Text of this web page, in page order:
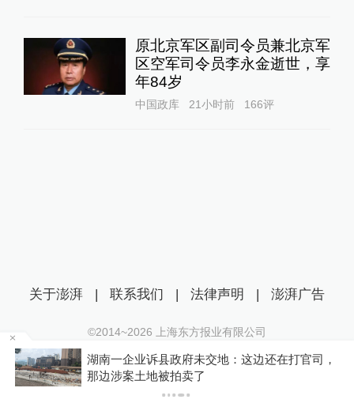
原北京军区副司令员兼北京军
区空军司令员李永金逝世，享
年84岁
中国政库 21小时前 166评
湖南一企业诉县政府未交地：这边还在打官司，
那边涉案土地被拍卖了
关于澎湃 | 联系我们 | 法律声明 | 澎湃广告
©2014~2026 上海东方报业有限公司
沪ICP证：沪B2-20170116 | 沪ICP备14003370号
互联网新闻信息服务许可证：31120170006
沪公网安备 31010602000299号